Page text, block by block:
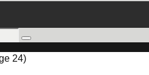
Search
24)